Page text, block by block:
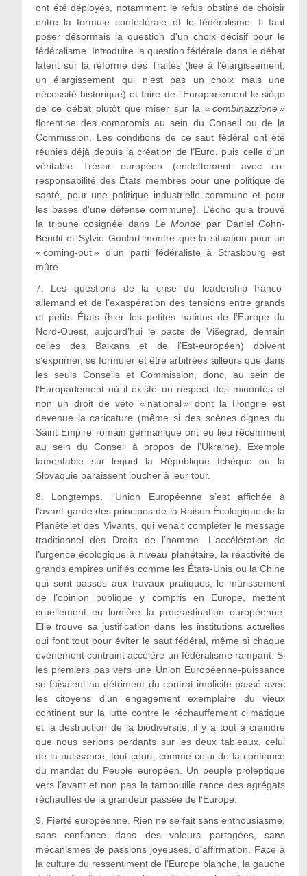
ont été déployés, notamment le refus obstiné de choisir
entre la formule confédérale et le fédéralisme. Il faut
poser désormais la question d’un choix décisif pour le
fédéralisme. Introduire la question fédérale dans le débat
latent sur la réforme des Traités (liée à l’élargissement,
un élargissement qui n’est pas un choix mais une
nécessité historique) et faire de l’Europarlement le siège
de ce débat plutôt que miser sur la «combinazzione»
florentine des compromis au sein du Conseil ou de la
Commission. Les conditions de ce saut fédéral ont été
réunies déjà depuis la création de l’Euro, puis celle d’un
véritable Trésor européen (endettement avec co-
responsabilité des États membres pour une politique de
santé, pour une politique industrielle commune et pour
les bases d’une défense commune). L’écho qu’a trouvé
la tribune cosignée dans Le Monde par Daniel Cohn-
Bendit et Sylvie Goulart montre que la situation pour un
« coming-out » d’un parti fédéraliste à Strasbourg est
mûre.
7. Les questions de la crise du leadership franco-
allemand et de l’exaspération des tensions entre grands
et petits États (hier les petites nations de l’Europe du
Nord-Ouest, aujourd’hui le pacte de Višegrad, demain
celles des Balkans et de l’Est-européen) doivent
s’exprimer, se formuler et être arbitrées ailleurs que dans
les seuls Conseils et Commission, donc, au sein de
l’Europarlement où il existe un respect des minorités et
non un droit de véto « national » dont la Hongrie est
devenue la caricature (même si des scènes dignes du
Saint Empire romain germanique ont eu lieu récemment
au sein du Conseil à propos de l’Ukraine). Exemple
lamentable sur lequel la République tchèque ou la
Slovaquie paraissent loucher à leur tour.
8. Longtemps, l’Union Européenne s’est affichée à
l’avant-garde des principes de la Raison Écologique de la
Planète et des Vivants, qui venait compléter le message
traditionnel des Droits de l’homme. L’accélération de
l’urgence écologique à niveau planétaire, la réactivité de
grands empires unifiés comme les États-Unis ou la Chine
qui sont passés aux travaux pratiques, le mûrissement
de l’opinion publique y compris en Europe, mettent
cruellement en lumière la procrastination européenne.
Elle trouve sa justification dans les institutions actuelles
qui font tout pour éviter le saut fédéral, même si chaque
événement contraint accélère un fédéralisme rampant. Si
les premiers pas vers une Union Européenne-puissance
se faisaient au détriment du contrat implicite passé avec
les citoyens d’un engagement exemplaire du vieux
continent sur la lutte contre le réchauffement climatique
et la destruction de la biodiversité, il y a tout à craindre
que nous serions perdants sur les deux tableaux, celui
de la puissance, tout court, comme celui de la confiance
du mandat du Peuple européen. Un peuple proleptique
vers l’avant et non pas la tambouille rance des agrégats
réchauffés de la grandeur passée de l’Europe.
9. Fierté européenne. Rien ne se fait sans enthousiasme,
sans confiance dans des valeurs partagées, sans
mécanismes de passions joyeuses, d’affirmation. Face à
la culture du ressentiment de l’Europe blanche, la gauche